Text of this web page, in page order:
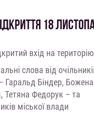
18
вхід на
слова від
– Гаральд Біндер, Божена
Тетяна Федорук – та
міської влади